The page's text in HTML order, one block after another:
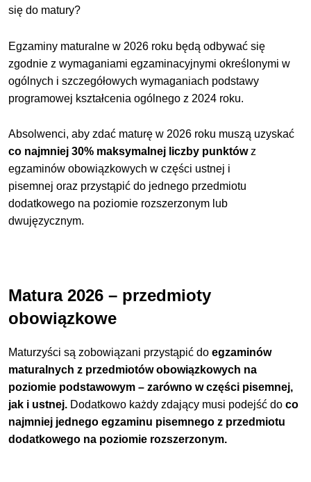
się do matury?
Egzaminy maturalne w 2026 roku będą odbywać się
zgodnie z wymaganiami egzaminacyjnymi określonymi w
ogólnych i szczegółowych wymaganiach podstawy
programowej kształcenia ogólnego z 2024 roku.
Absolwenci, aby zdać maturę w 2026 roku muszą uzyskać
co najmniej 30% maksymalnej liczby punktówz
egzaminów obowiązkowych w części ustnej i
pisemnej oraz przystąpić do jednego przedmiotu
dodatkowego na poziomie rozszerzonym lub
dwujęzycznym.
Matura 2026 – przedmioty
obowiązkowe
Maturzyści są zobowiązani przystąpić doegzaminów
maturalnych z przedmiotów obowiązkowych na
poziomie podstawowym – zarówno w części pisemnej,
jak i ustnej. Dodatkowo każdy zdający musi podejść doco
najmniej jednego egzaminu pisemnego z przedmiotu
dodatkowego na poziomie rozszerzonym.